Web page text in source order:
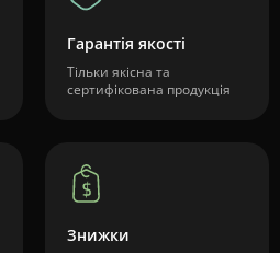
Гарантія якості
Тільки якісна та
сертифікована продукція
Знижки